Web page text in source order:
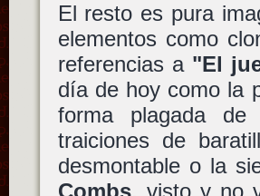
El resto es pura
elementos como
referencias a "El
día de hoy como la
forma plagada de
traiciones de
desmontable o la